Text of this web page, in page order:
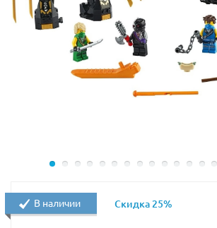
В наличии Скидка 25%